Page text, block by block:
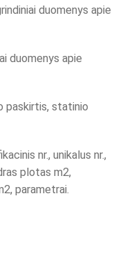
duomenys apie
duomenys apie
paskirtis, statinio
nr., unikalus nr.,
plotas m2,
parametrai.